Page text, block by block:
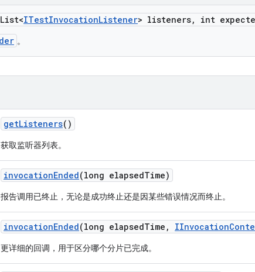
ITestInvocationListener> listeners, int
。
getListeners()
获取监听器列表。
invocationEnded(long elapsedTime)
报告调用已终止，无论是成功终止还是因某些错误情况而终止。
invocationEnded(long elapsedTime , IInvocation
更详细的回调，用于区分哪个分片已完成。